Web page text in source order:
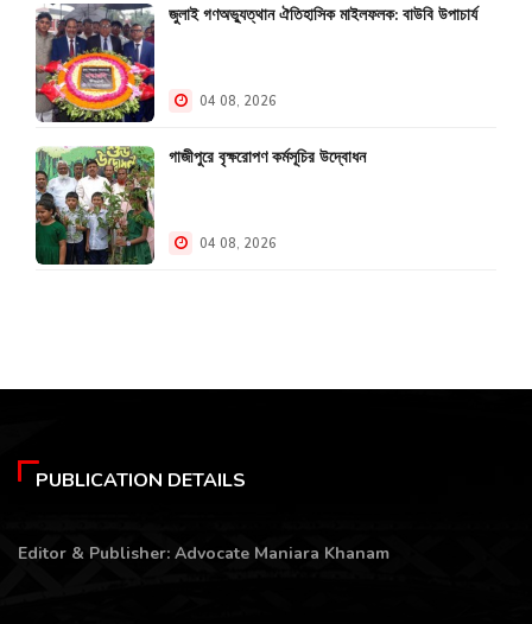
জুলাই গণঅভ্যুত্থান ঐতিহাসিক মাইলফলক: বাউবি উপাচার্য
04 08, 2026
গাজীপুরে বৃক্ষরোপণ কর্মসূচির উদ্বোধন
04 08, 2026
PUBLICATION DETAILS
Editor & Publisher: Advocate Maniara Khanam